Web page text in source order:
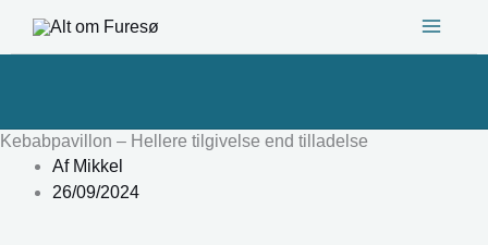
Kebabpavillon – Hellere tilgivelse end tilladelse
AfMikkel
26/09/2024